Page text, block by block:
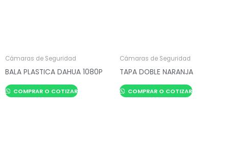
Cámaras de Seguridad
BALA PLASTICA DAHUA 1080P
COMPRAR O COTIZAR
Cámaras de Seguridad
TAPA DOBLE NARANJA
COMPRAR O COTIZAR